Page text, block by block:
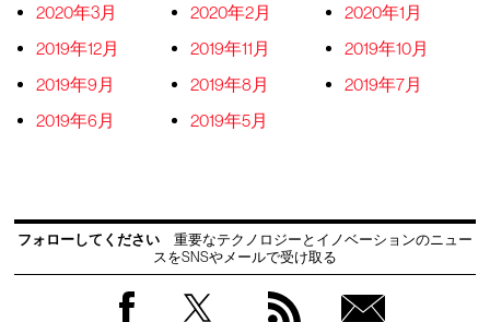
2020年3月
2020年2月
2020年1月
2019年12月
2019年11月
2019年10月
2019年9月
2019年8月
2019年7月
2019年6月
2019年5月
フォローしてください
重要なテクノロジーとイノベーションのニュー
スをSNSやメールで受け取る